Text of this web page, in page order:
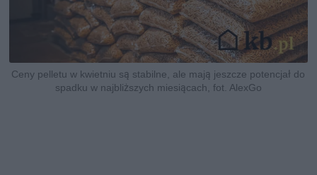
Ceny pelletu w kwietniu są stabilne, ale mają jeszcze potencjał do
spadku w najbliższych miesiącach, fot. AlexGo